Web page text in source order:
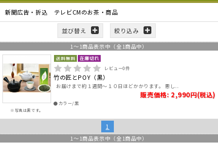
新聞広告・折込 テレビCMのお茶・商品
並び替え 絞り込み
1 ～ 1商品表示中（全 1商品中）
※写真は黒です。
レビュー0件
竹の匠とPOY（黒）
お届けまで約１週間～１０日ほどかかります。 悪し..
販売価格: 2,990円(税込)
●カラー/黒
1
1 ～ 1商品表示中（全 1商品中）